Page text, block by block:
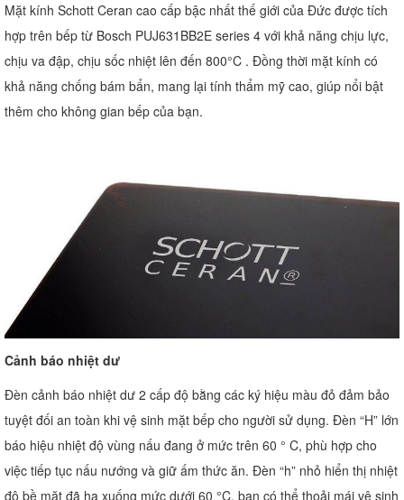
Mặt kính Schott Ceran cao cấp bậc nhất thế giới của Đức được tích
hợp trên bếp từ Bosch PUJ631BB2E series 4 với khả năng chịu lực,
chịu va đập, chịu sốc nhiệt lên đến 800°C . Đồng thời mặt kính có
khả năng chống bám bẩn, mang lại tính thẩm mỹ cao, giúp nổi bật
thêm cho không gian bếp của bạn.
Cảnh báo nhiệt dư
Đèn cảnh báo nhiệt dư 2 cấp độ bằng các ký hiệu màu đỏ đảm bảo
tuyệt đối an toàn khi vệ sinh mặt bếp cho người sử dụng. Đèn “H” lớn
báo hiệu nhiệt độ vùng nấu đang ở mức trên 60 ° C, phù hợp cho
việc tiếp tục nấu nướng và giữ ấm thức ăn. Đèn “h” nhỏ hiển thị nhiệt
độ bề mặt đã hạ xuống mức dưới 60 °C, bạn có thể thoải mái vệ sinh